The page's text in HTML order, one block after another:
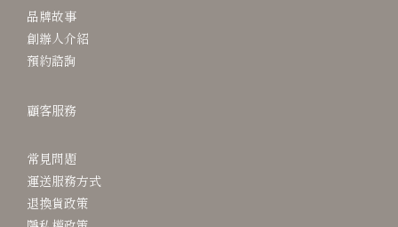
品牌故事
創辦人介紹
預約諮詢
顧客服務
常見問題
運送服務方式
退換貨政策